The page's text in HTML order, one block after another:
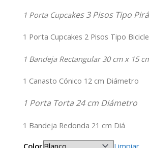
1 Porta Cupcakes 3 Pisos Tipo
1 Porta Cupcakes 2 Pisos Tipo
1 Bandeja Rectangular 30 cm x 15
1 Canasto Cónico 12 cm Diámetro
1 Porta Torta 24 cm Diámetro
1 Bandeja Redonda 21 cm Diá